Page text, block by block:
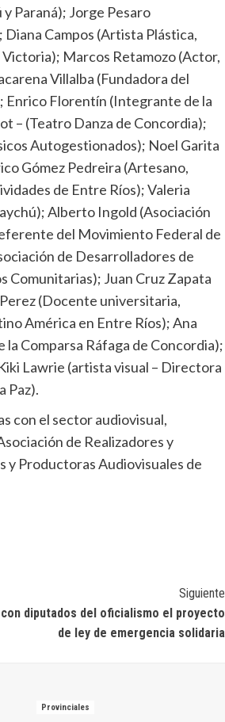
Paraná); Jorge Pesaro
Campos (Artista Plástica,
Marcos Retamozo (Actor,
Villalba (Fundadora del
Enrico Florentín (Integrante de la
– (Teatro Danza de Concordia);
Autogestionados); Noel Garita
Gómez Pedreira (Artesano,
de Entre Ríos); Valeria
Alberto Ingold (Asociación
del Movimiento Federal de
de Desarrolladores de
Comunitarias); Juan Cruz Zapata
(Docente universitaria,
América en Entre Ríos); Ana
Comparsa Ráfaga de Concordia);
Lawrie (artista visual – Directora
Paz).
con el sector audiovisual,
de Realizadores y
y Productoras Audiovisuales de
Siguiente
diputados del oficialismo el proyecto
de ley de emergencia solidaria
Provinciales